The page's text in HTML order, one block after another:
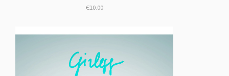
€10.00